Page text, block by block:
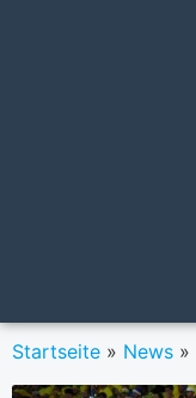
Startseite » News »